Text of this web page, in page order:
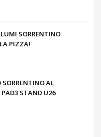
SORRENTINO
PIZZA!
AL
STAND U26